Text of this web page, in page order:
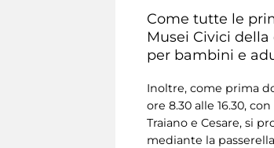
Come tutte le
Musei Civici
per bambini e
Inoltre, come prima
ore 8.30 alle 16.30,
Traiano e Cesare, si
mediante la